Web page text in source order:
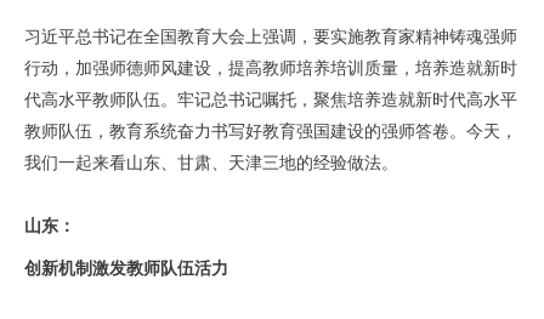
习近平总书记在全国教育大会上强调，要实施教育家精神铸魂强师
行动，加强师德师风建设，提高教师培养培训质量，培养造就新时
代高水平教师队伍。牢记总书记嘱托，聚焦培养造就新时代高水平
教师队伍，教育系统奋力书写好教育强国建设的强师答卷。今天，
我们一起来看山东、甘肃、天津三地的经验做法。
山东：
创新机制激发教师队伍活力